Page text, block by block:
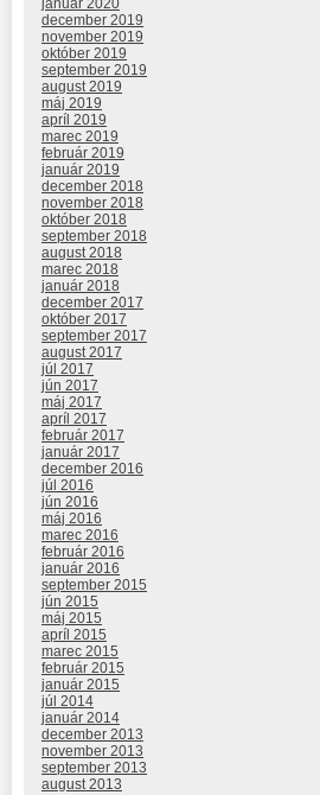
január 2020
december 2019
november 2019
október 2019
september 2019
august 2019
máj 2019
apríl 2019
marec 2019
február 2019
január 2019
december 2018
november 2018
október 2018
september 2018
august 2018
marec 2018
január 2018
december 2017
október 2017
september 2017
august 2017
júl 2017
jún 2017
máj 2017
apríl 2017
február 2017
január 2017
december 2016
júl 2016
jún 2016
máj 2016
marec 2016
február 2016
január 2016
september 2015
jún 2015
máj 2015
apríl 2015
marec 2015
február 2015
január 2015
júl 2014
január 2014
december 2013
november 2013
september 2013
august 2013